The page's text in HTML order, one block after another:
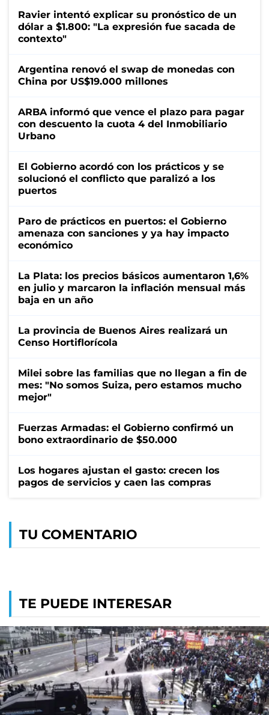
Ravier intentó explicar su pronóstico de un
dólar a $1.800: "La expresión fue sacada de
contexto"
Argentina renovó el swap de monedas con
China por US$19.000 millones
ARBA informó que vence el plazo para pagar
con descuento la cuota 4 del Inmobiliario
Urbano
El Gobierno acordó con los prácticos y se
solucionó el conflicto que paralizó a los
puertos
Paro de prácticos en puertos: el Gobierno
amenaza con sanciones y ya hay impacto
económico
La Plata: los precios básicos aumentaron 1,6%
en julio y marcaron la inflación mensual más
baja en un año
La provincia de Buenos Aires realizará un
Censo Hortiflorícola
Milei sobre las familias que no llegan a fin de
mes: "No somos Suiza, pero estamos mucho
mejor"
Fuerzas Armadas: el Gobierno confirmó un
bono extraordinario de $50.000
Los hogares ajustan el gasto: crecen los
pagos de servicios y caen las compras
TU COMENTARIO
TE PUEDE INTERESAR